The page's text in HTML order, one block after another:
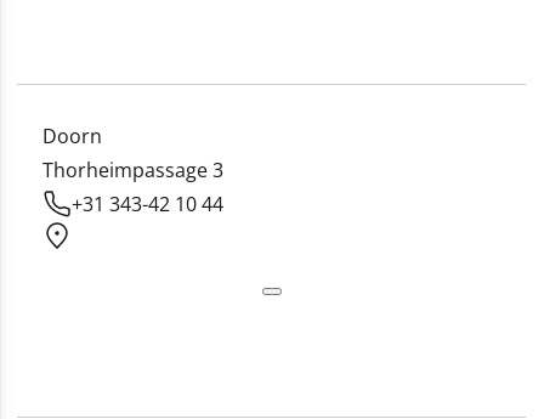
Doorn
Thorheimpassage 3
+31 343-42 10 44